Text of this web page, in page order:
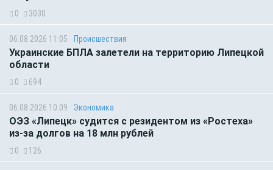
0 3030
06.08.2026 11:05 Происшествия
Украинские БПЛА залетели на территорию Липецкой
области
0 694
06.08.2026 10:09 Экономика
ОЭЗ «Липецк» судится с резидентом из «Ростеха»
из-за долгов на 18 млн рублей
0 126